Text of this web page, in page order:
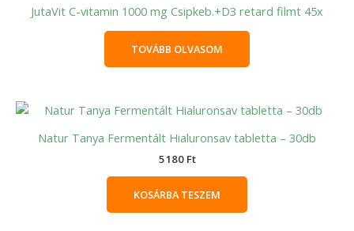
JutaVit C-vitamin 1000 mg Csipkeb.+D3 retard filmt 45x
TOVÁBB OLVASOM
Natur Tanya Fermentált Hialuronsav tabletta – 30db
5180 Ft
KOSÁRBA TESZEM